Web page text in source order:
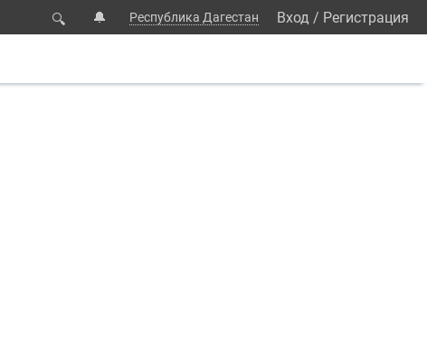
🔍 🔔 Республика Дагестан Вход / Регистрация